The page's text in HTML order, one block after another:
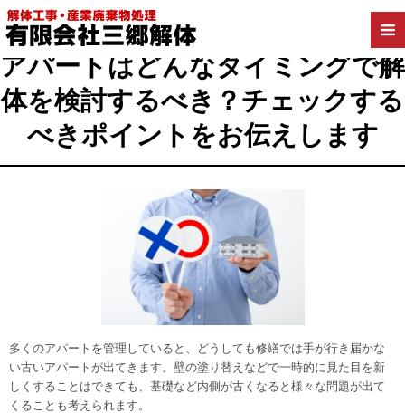
2020年12月16日
アパートはどんなタイミングで解
体を検討するべき？チェックする
べきポイントをお伝えします
多くのアパートを管理していると、どうしても修繕では手が行き届かな
い古いアパートが出てきます。壁の塗り替えなどで一時的に見た目を新
しくすることはできても、基礎など内側が古くなると様々な問題が出て
くることも考えられます。